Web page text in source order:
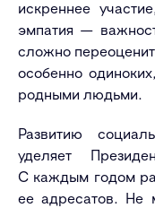
искреннее
эмпатия —
сложно
особенно
родными людьми.
Развитию
уделяет
С каждым годом
ее адресатов. Не